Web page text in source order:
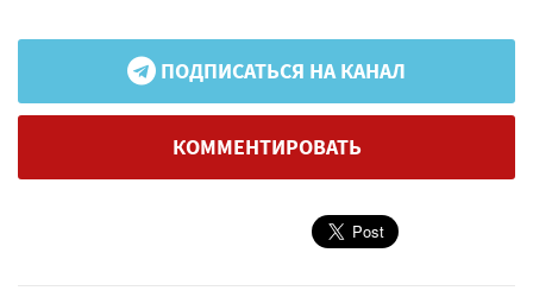
ПОДПИСАТЬСЯ НА КАНАЛ
КОММЕНТИРОВАТЬ